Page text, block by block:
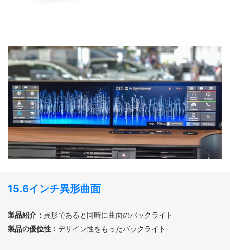
15.6インチ異形曲面
製品紹介： 異形であると同時に曲面のバックライト
製品の優位性： デザイン性をもったバックライト